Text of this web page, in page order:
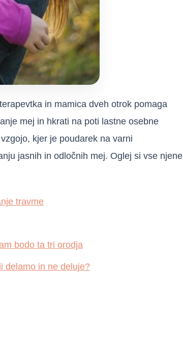
in mamica dveh otrok pomaga
mej in hkrati na poti lastne osebne
kjer je poudarek na varni
jasnih in odločnih mej. Oglej si vse njene
travme
bodo ta tri orodja
delamo in ne deluje?